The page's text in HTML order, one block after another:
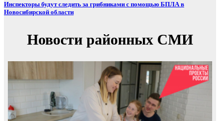
Инспекторы будут следить за грибниками с помощью БПЛА в
Новосибирской области